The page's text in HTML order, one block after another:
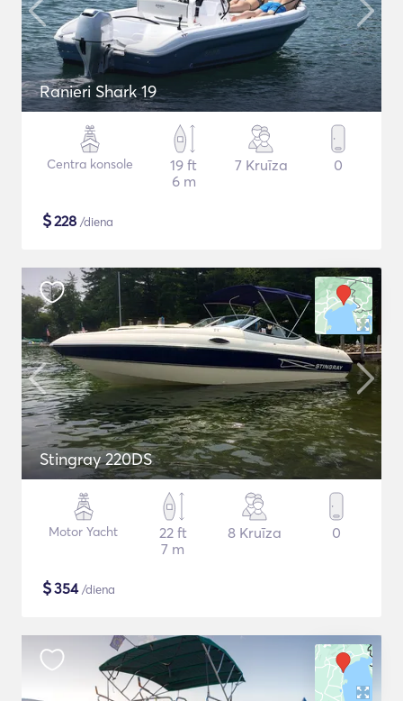
Ranieri Shark 19
Centra konsole
19 ft
6 m
7 Kruīza 0
$228 /diena
Stingray 220DS
Motor Yacht
22 ft
7 m
8 Kruīza 0
$354/diena